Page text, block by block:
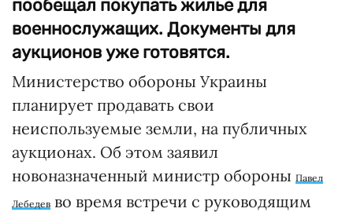
пообещал покупать жилье для
военнослужащих. Документы для
аукционов уже готовятся.
Министерство обороны Украины
планирует продавать свои
неиспользуемые земли, на публичных
аукционах. Об этом заявил
новоназначенный министр обороны Павел
Лебедев во время встречи с руководящим